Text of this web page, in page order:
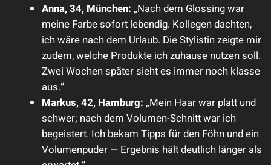
Anna, 34, München: „Nach dem Glossing war
meine Farbe sofort lebendig. Kollegen dachten,
ich wäre nach dem Urlaub. Die Stylistin zeigte mir
zudem, welche Produkte ich zuhause nutzen soll.
Zwei Wochen später sieht es immer noch klasse
aus.“
Markus, 42, Hamburg: „Mein Haar war platt und
schwer; nach dem Volumen-Schnitt war ich
begeistert. Ich bekam Tipps für den Föhn und ein
Volumenpuder — Ergebnis hält deutlich länger als